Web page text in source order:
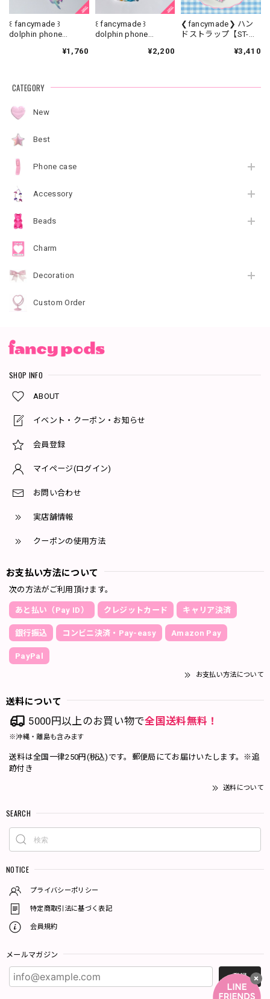
꒰ fancymade ꒱
dolphin phone
¥1,760
꒰ fancymade ꒱
dolphin phone
¥2,200
❮fancymade❯ ハン
ドストラップ【ST-
¥3,410
CATEGORY
New
Best
Phone case
Accessory
Beads
Charm
Decoration
Custom Order
SHOP INFO
ABOUT
イベント・クーポン・お知らせ
会員登録
マイページ(ログイン)
お問い合わせ
実店舗情報
クーポンの使用方法
お支払い方法について
次の方法がご利用頂けます。
あと払い（Pay ID） クレジットカード キャリア決済
銀行振込 コンビニ決済・Pay-easy Amazon Pay
PayPal
お支払い方法について
送料について
5000円以上のお買い物で全国送料無料！
※沖縄・離島も含みます
送料は全国一律250円(税込)です。郵便局にてお届けいたします。※追
跡付き
送料について
SEARCH
NOTICE
プライバシーポリシー
特定商取引法に基づく表記
会員規約
メールマガジン
登録